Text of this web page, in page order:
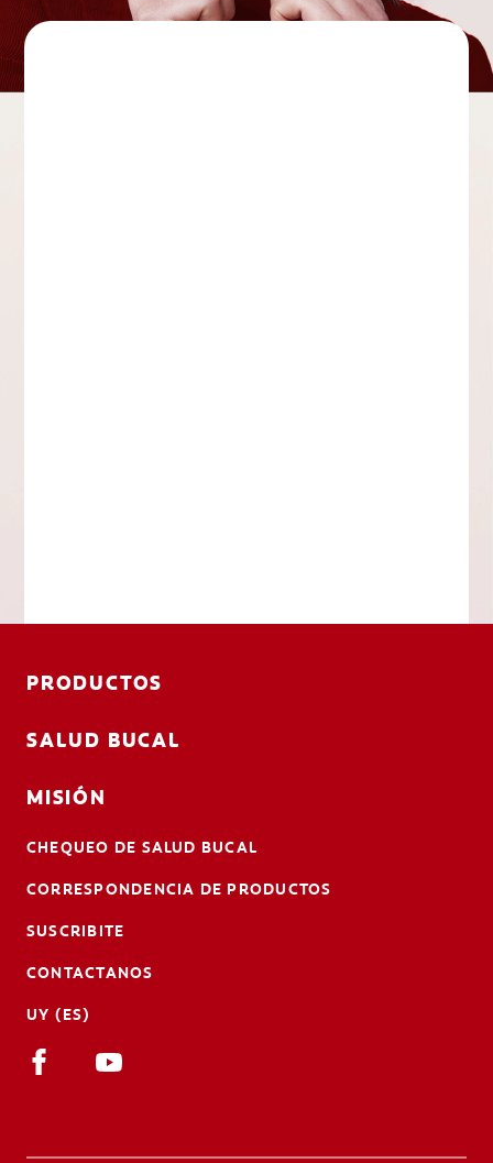
PRODUCTOS
SALUD BUCAL
MISIÓN
CHEQUEO DE SALUD BUCAL
CORRESPONDENCIA DE PRODUCTOS
SUSCRIBITE
CONTACTANOS
UY (ES)